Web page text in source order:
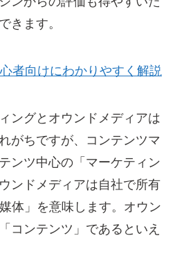
きます。
者向けにわかりやすく解説
ングとオウンドメディアは
がちですが、コンテンツマ
ンツ中心の「マーケティン
ンドメディアは自社で所有
体」を意味します。オウン
コンテンツ」であるといえ